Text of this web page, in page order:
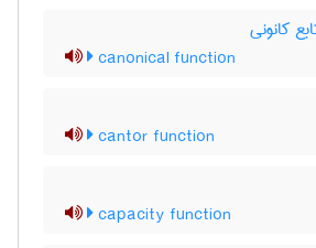
کانونی
canonical function
cantor function
capacity function